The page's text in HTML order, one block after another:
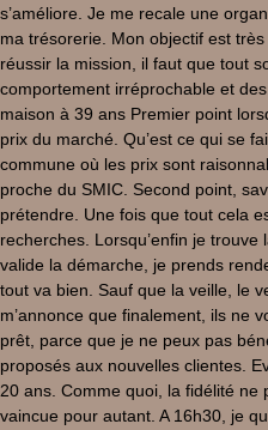
s’améliore. Je me recale une
ma trésorerie. Mon objectif est
réussir la mission, il faut que tout
comportement irréprochable et
maison à 39 ans Premier point
prix du marché. Qu’est ce qui se
commune où les prix sont
proche du SMIC. Second point,
prétendre. Une fois que tout cela
recherches. Lorsqu’enfin je
valide la démarche, je prends
tout va bien. Sauf que la veille, le
m’annonce que finalement, ils ne
prêt, parce que je ne peux pas
proposés aux nouvelles clientes.
20 ans. Comme quoi, la fidélité ne
vaincue pour autant. A 16h30, je